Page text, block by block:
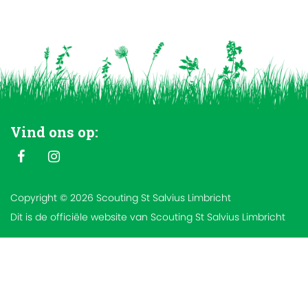
Vind ons op:
Copyright © 2026 Scouting St Salvius Limbricht
Dit is de officiële website van Scouting St Salvius Limbricht